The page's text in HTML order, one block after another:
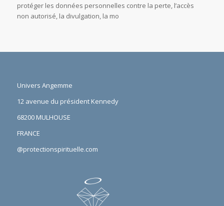
protéger les données personnelles contre la perte, l’accès
non autorisé, la divulgation, la mo
Univers Angemme
12 avenue du président Kennedy
68200 MULHOUSE
FRANCE
@protectionspirituelle.com